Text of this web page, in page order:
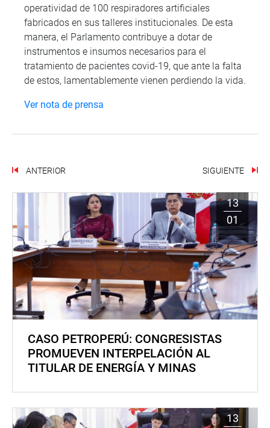
operatividad de 100 respiradores artificiales
fabricados en sus talleres institucionales. De esta
manera, el Parlamento contribuye a dotar de
instrumentos e insumos necesarios para el
tratamiento de pacientes covid-19, que ante la falta
de estos, lamentablemente vienen perdiendo la vida.
Ver nota de prensa
ANTERIOR SIGUIENTE
13
01
CASO PETROPERÚ: CONGRESISTAS
PROMUEVEN INTERPELACIÓN AL
TITULAR DE ENERGÍA Y MINAS
13